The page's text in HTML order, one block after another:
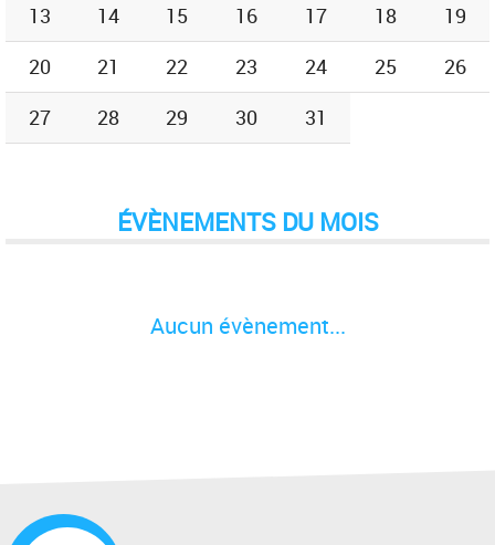
13
14 15 16 17 18
19
20
21 22 23 24 25
26
27
28 29 30 31
ÉVÈNEMENTS DU MOIS
Aucun évènement...